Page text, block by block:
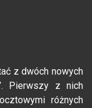
z dwóch nowych
. Pierwszy z nich
różnych